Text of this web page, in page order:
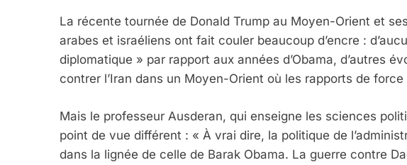
La récente tournée de Donald Trump au Moyen-Orient et
arabes et israéliens ont fait couler beaucoup d’encre :
diplomatique » par rapport aux années d’Obama, d’autres
contrer l’Iran dans un Moyen-Orient où les rapports de
Mais le professeur Ausderan, qui enseigne les sciences
point de vue différent : « À vrai dire, la politique de
dans la lignée de celle de Barak Obama. La guerre contre
CE QUI NOUS MANQUE – Jacques
JUDAISME
8